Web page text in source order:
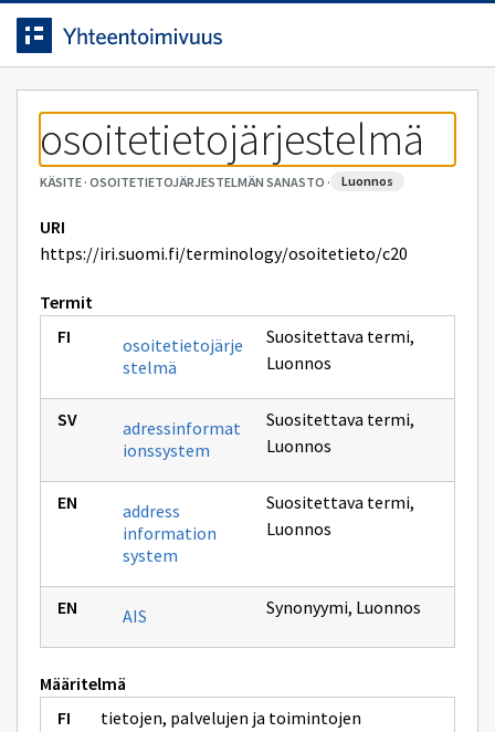
Siirrytty
sivulle
Siirry suoraan sisältöön.
osoitetietojärjestelmä
KÄSITE· OSOITETIETOJÄRJESTELMÄN SANASTO · luonnos
URI
https://iri.suomi.fi/terminology/osoitetieto/c20
Termit
osoitetietojärje
stelmä
Suositettava termi,
Luonnos
adressinformat
ionssystem
Suositettava termi,
Luonnos
address
information
system
Suositettava termi,
Luonnos
AIS Synonyymi, Luonnos
Määritelmä
tietojen, palvelujen ja toimintojen